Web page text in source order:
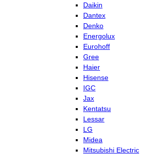
Daikin
Dantex
Denko
Energolux
Eurohoff
Gree
Haier
Hisense
IGC
Jax
Kentatsu
Lessar
LG
Midea
Mitsubishi Electric